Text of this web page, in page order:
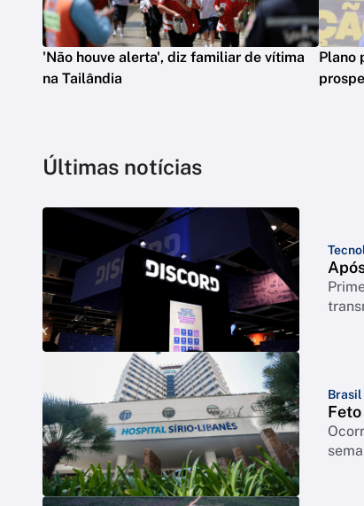
'Não houve alerta', diz familiar de vítima
na Tailândia
Plano
Últimas notícias
Brasil